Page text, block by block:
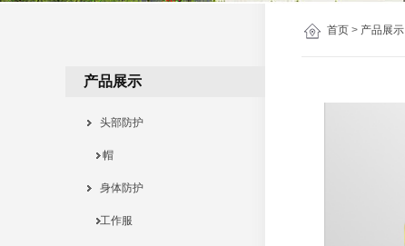
首页 > 产品展示
产品展示
头部防护
帽
身体防护
工作服